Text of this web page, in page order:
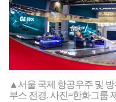
▲서울 국제 항공우주 및
부스 전경. 사진=한화그룹